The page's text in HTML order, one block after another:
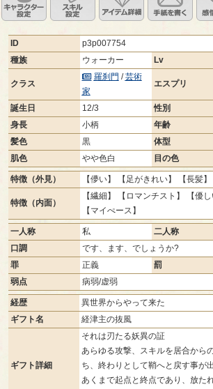
ID
p3p007754
種族
ウォーカー Lv
クラス
羅刹門 /芸術
家
エスプリ
誕生日 12/3 性別
身長
小柄 年齢
髪色
黒 体型
肌色
やや色白 目の色
特徴（外見） 【儚い】 【足がきれい】 【長髪】
特徴（内面）
【繊細】 【ロマンチスト】 【優し
【マイぺース】
一人称 私 二人称
口調
です、ます、でしょうか?
罪
正義 罰
弱点
病弱/虚弱
経歴
異世界からやって来た
ギフト名
経津主の抜風
ギフト詳細
それは刃たる妖異の証
あらゆる攻撃、スキルを居合から
ち、終わりとして鞘へと戻す事が
あくまで起点と終点であり、放た